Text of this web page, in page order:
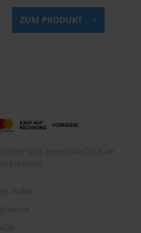
ZUM PRODUKT